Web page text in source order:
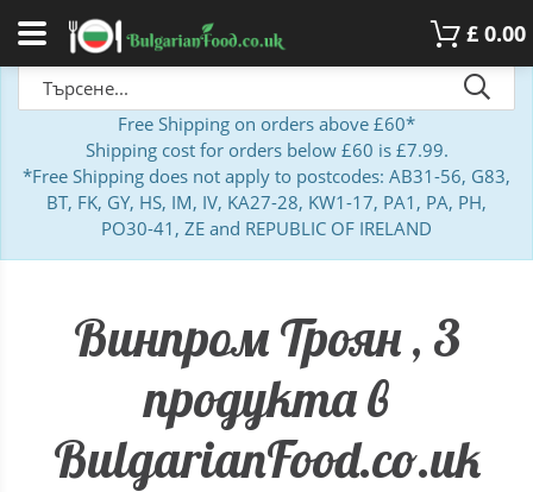
£ 0.00
Free Shipping on orders above £60*
Shipping cost for orders below £60 is £7.99.
*Free Shipping does not apply to postcodes: AB31-56, G83,
BT, FK, GY, HS, IM, IV, KA27-28, KW1-17, PA1, PA, PH,
PO30-41, ZE and REPUBLIC OF IRELAND
Винпром Троян , 3
продукта в
BulgarianFood.co.uk